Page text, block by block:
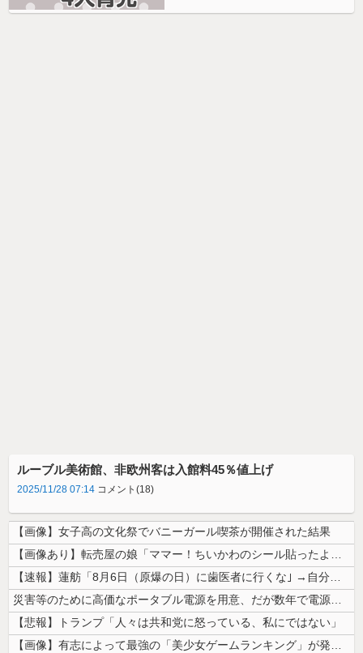
ルーブル美術館、非欧州客は入館料45％値上げ
2025/11/28 07:14 コメント(18)
【画像】女子高の文化祭でバニーガール喫茶が開催された結果
【画像あり】転売屋の娘「ママー！ちいかわのシール貼ったよー！」親「！！...
【速報】蓮舫「8月6日（原爆の日）に歯医者に行くな｣ →自分は9月1日...
災害等のために高価なポータブル電源を用意、だが数年で電源すら入らなくな...
【悲報】トランプ「人々は共和党に怒っている、私にではない」
【画像】有志によって最強の「美少女ゲームランキング」が発表！!！ あの...